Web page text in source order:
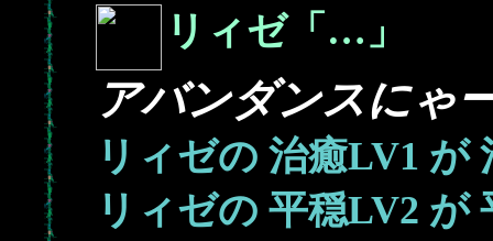
リィゼ「…」
アバンダンスにゃ
リィゼの 治癒LV1 が
リィゼの 平穏LV2 が